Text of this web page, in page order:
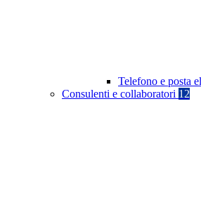
Telefono e posta
Consulenti e collaboratori 12